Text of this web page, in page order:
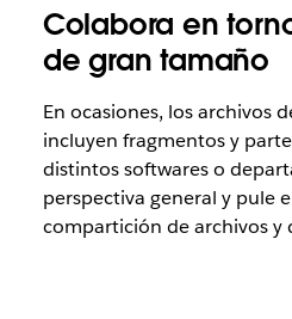
Colabora en
de gran tamaño
En ocasiones, los archivos
incluyen fragmentos y
distintos softwares o
perspectiva general y pule
compartición de archivos y